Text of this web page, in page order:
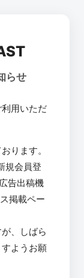
らせ
用いただ
ります。
規会員登
告出稿機
掲載ペー
、しばら
ようお願